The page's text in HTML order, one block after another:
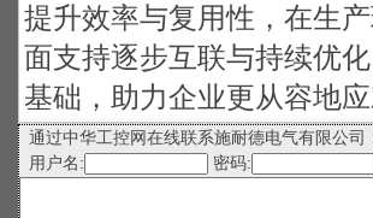
提升效率与复用性，在生
面支持逐步互联与持续优
基础，助力企业更从容地
通过中华工控网在线联系施耐德电气有限公司
用户名:
密码: